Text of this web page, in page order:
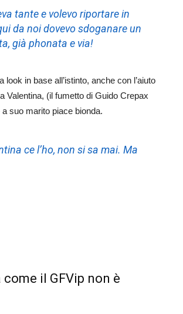
tante e volevo riportare in
da noi dovevo sdoganare un
già phonata e via!
in base all’istinto, anche con l’aiuto
Valentina, (il fumetto di Guido Crepax
suo marito piace bionda.
ce l’ho, non si sa mai. Ma
il GFVip non è